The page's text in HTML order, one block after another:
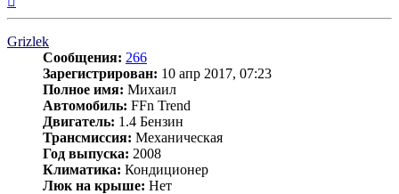
Grizlek
Сообщения: 266
Зарегистрирован: 10 апр 2017, 07:23
Полное имя: Михаил
Автомобиль: FFn Trend
Двигатель: 1.4 Бензин
Трансмиссия: Механическая
Год выпуска: 2008
Климатика: Кондиционер
Люк на крыше: Нет